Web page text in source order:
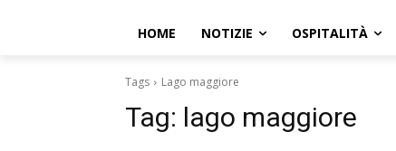
HOME NOTIZIE OSPITALITÀ
Tags Lago maggiore
Tag: lago maggiore